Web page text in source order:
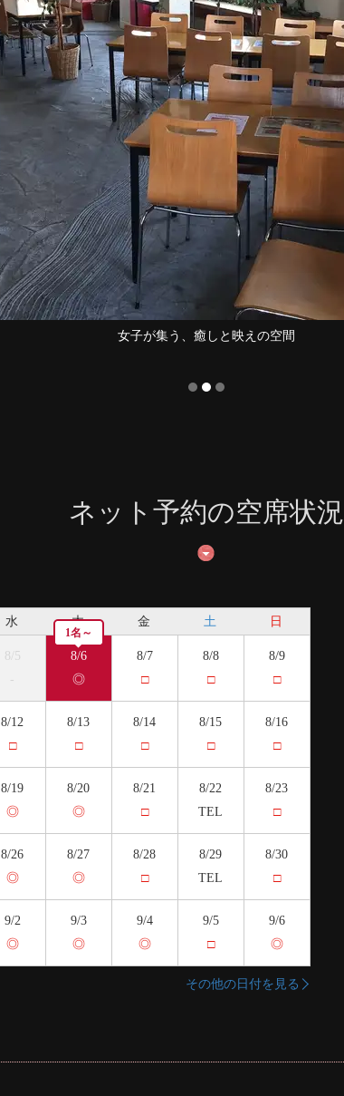
女子が集う、癒しと映えの空間
ネット予約の空席状況
水 木 金 土 日
8/5
-
8/6
◎
1名～
8/7
□
8/8
□
8/9
□
8/12
□
8/13
□
8/14
□
8/15
□
8/16
□
8/19
◎
8/20
◎
8/21
□
8/22
TEL
8/23
□
8/26
◎
8/27
◎
8/28
□
8/29
TEL
8/30
□
9/2
◎
9/3
◎
9/4
◎
9/5
□
9/6
◎
その他の日付を見る